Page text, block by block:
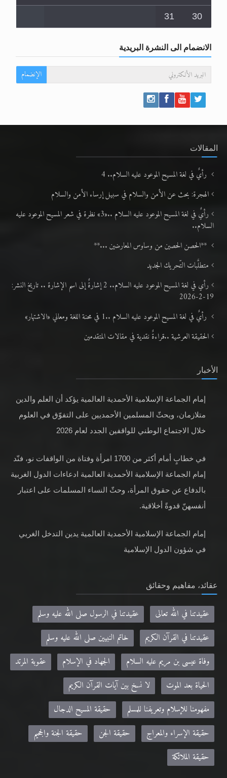
30
31
الانضمام الى النشرة البريدية
الإنضمام
المقالات
رأيٌ في لغة المسيح الموعود عليه السلام.. 4
الهجرة: بحث عن الأمن والسلام في سبيل إرساء الأمن والسلام
رأيٌ في لغة المسيح الموعود عليه السلام ..«3» نظرة في شعر المسيح الموعود عليه
السلام..
**الحصن الحصين من وساوس المعارضين ...**
متطلَّبات التّحريك الجديد
رأي في لغة المسيح الموعود عليه السلام.. 2 إشارةٌ إلى اسم الإشارة .. تاريخ النشر:
19-2-2026
رأيٌ في لغة المسيح الموعود عليه السلام ..1 في محنة اللغة ومعاني «الاشتهار»
الحقيقة العرشية ..قراءةٌ نقدية في مقالات المتقدمين
الأخبار
إمام الجماعة الإسلامية الأحمدية العالمية يؤكد أن العلم والدين
متلازمان، ويحثّ المسلمين الأحمديين على التفوّق في العلوم
خلال الاجتماع الوطني للواقفين الجدد لعام 2026
في خطابٍ أمام أكثر من 1700 امرأة وفتاة من الواقفات نو، فنّد
إمام الجماعة الإسلامية الأحمدية العالمية ادعاءات الدول الغربية
بالدفاع عن حقوق المرأة، وحثّ النساء المسلمات على اعتبار
أنفسهنّ قدوةً أخلاقية.
إمام الجماعة الإسلامية الأحمدية العالمية يدين التدخل الغربي
في شؤون الدول الإسلامية
عقائد، مفاهيم وحقائق
عقيدتنا في الله تعالى
عقيدتنا في الرسول صلى الله عليه وسلم
عقيدتنا في القرآن الكريم
خاتم النبيين صلى الله عليه وسلم
وفاة عيسى بن مريم عليه السلام
الجهاد في الإسلام
عقوبة المرتد
الحياة بعد الموت
لا نسخ بين آيات القرآن الكريم
مفهومنا للإسلام وتعريفنا للمسلم
حقيقة المسيح الدجال
حقيقة الإسراء والمعراج
حقيقة الجن
حقيقة الجنة والجحيم
حقيقة الملائكة